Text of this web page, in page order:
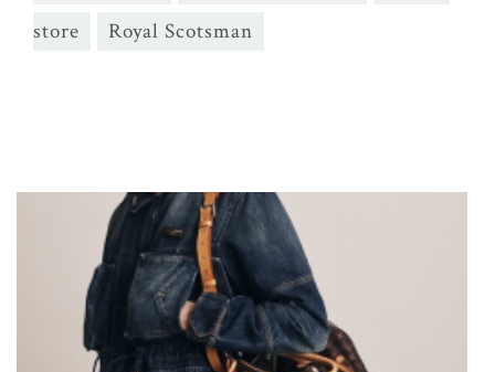
store
Royal Scotsman